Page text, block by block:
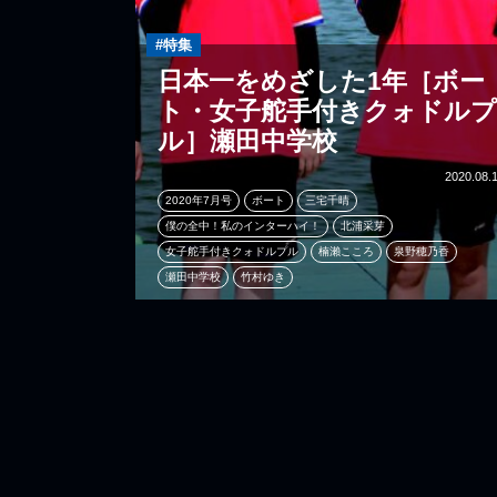
#特集
日本一をめざした1年［ボー
ト・女子舵手付きクォドルプ
ル］瀬田中学校
2020年7月号 ボート 三宅千晴
僕の全中！私のインターハイ！ 北浦采芽
女子舵手付きクォドルプル 楠瀨こころ 泉野穂乃香
瀬田中学校 竹村ゆき